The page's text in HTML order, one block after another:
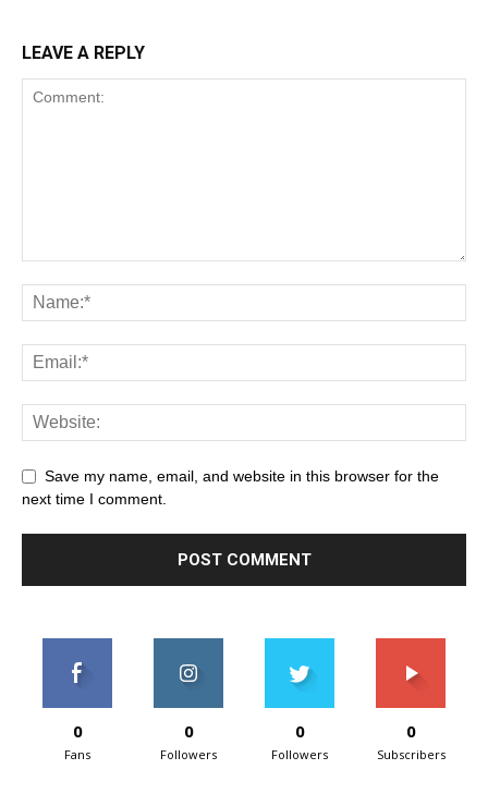
LEAVE A REPLY
Save my name, email, and website in this browser for the
next time I comment.
0
Fans
0
Followers
0
Followers
0
Subscribers